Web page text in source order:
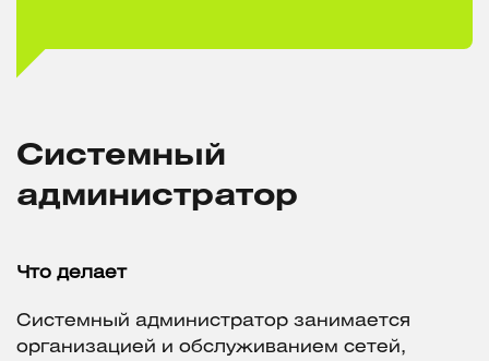
Системный
администратор
Что делает
Системный администратор занимается
организацией и обслуживанием сетей,